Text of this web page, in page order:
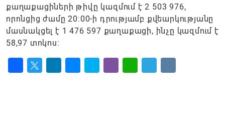
քաղաքացիների թիվը կազմում է 2 503 976,
որոնցից ժամը 20:00-ի դրությամբ քվեարկությանը
մասնակցել է 1 476 597 քաղաքացի, ինչը կազմում է
58,97 տոկոս։